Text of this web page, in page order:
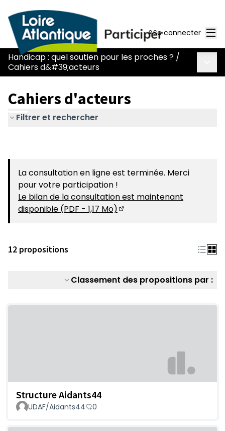
Se connecter
Handicap : quel soutien pour les proches ? /
Cahiers d&#39;acteurs
Cahiers d'acteurs
Filtrer et rechercher
La consultation en ligne est terminée. Merci
pour votre participation !
Le bilan de la consultation est maintenant
disponible (PDF - 1,17 Mo)
12 propositions
Classement des propositions par :
Structure Aidants44
UDAF/Aidants44 0